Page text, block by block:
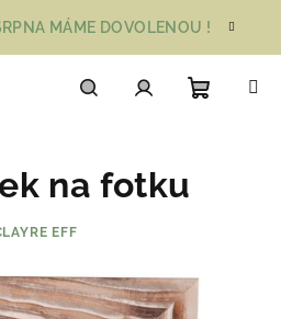
MÁME DOVOLENOU !
na fotku
EFF